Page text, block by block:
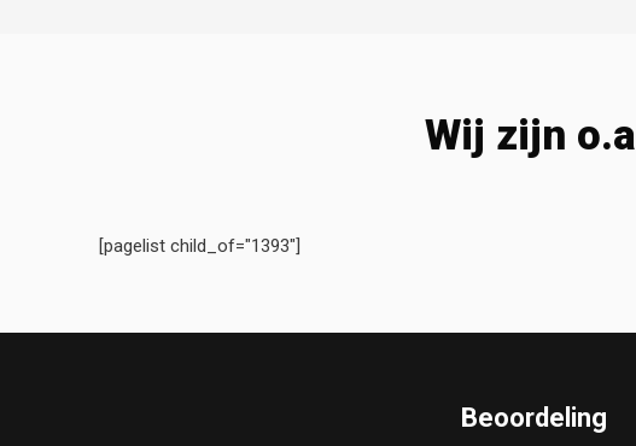
Wij zijn
[pagelist child_of="1393"]
Beoordeling